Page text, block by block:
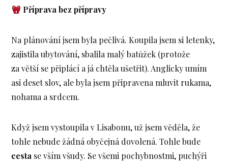
Příprava bez přípravy
Na plánování jsem byla pečlivá. Koupila jsem si letenky,
zajistila ubytování, sbalila malý batůžek (protože
za větší se připlácí a já chtěla ušetřit). Anglicky umím
asi deset slov, ale byla jsem připravena mluvit rukama,
nohama a srdcem.
Když jsem vystoupila v Lisabonu, už jsem věděla, že
tohle nebude žádná obyčejná dovolená. Tohle bude
cesta se vším všudy. Se všemi pochybnostmi, puchýři